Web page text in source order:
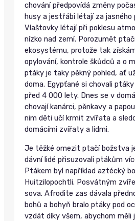
chování předpovídá změny
husy a jestřábi létají za jasného
Vlaštovky létají při poklesu
nízko nad zemí. Porozumět
ekosystému, protože tak
opylování, kontrole škůdců a o
ptáky je taky pěkný pohled, ať
doma. Egypťané si chovali
před 4 000 lety. Dnes se v
chovají kanárci, pěnkavy a
nim děti učí krmit zvířata a
domácími zvířaty a lidmi.
Je těžké omezit ptačí božstva
dávní lidé přisuzovali ptákům
Ptákem byl například aztécký
Huitzilopochtli. Posvátným
sova. Afrodite zas dávala
bohů a bohyň bralo ptáky pod
vzdát díky všem, abychom